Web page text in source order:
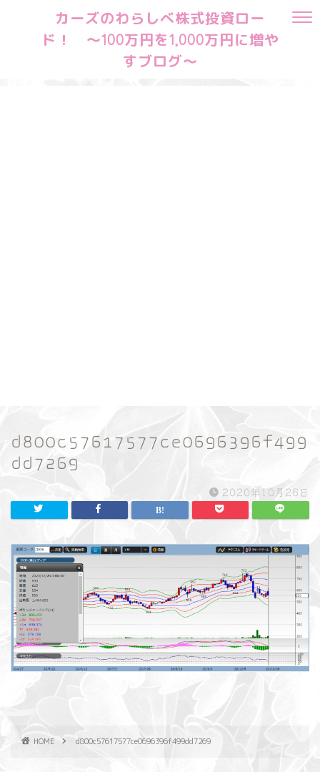
カーズのわらしべ株式投資ロー
ド！ ～100万円を1,000万円に増や
すブログ～
d800c57617577ce0696396f499
dd7269
2020年10月26日
HOME d800c57617577ce0696396f499dd7269